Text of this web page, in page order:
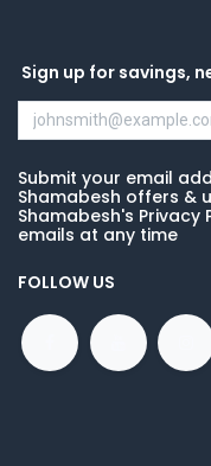
Sign up for savings,
Submit your email
Shamabesh offers &
Shamabesh's Privacy
emails at any time
FOLLOW US